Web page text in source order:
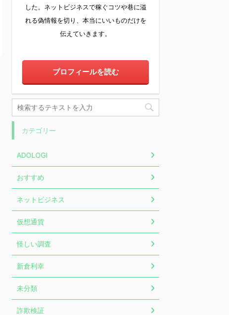
した。ネットビジネスで稼ぐコツや巷に溢
れる偽情報を切り、本当にいいものだけを
伝えていきます。
プロフィールを読む
カテゴリー
ADOLOGI
おすすめ
ネットビジネス
仮想通貨
怪しい調査
新倉利幸
未分類
詐欺検証